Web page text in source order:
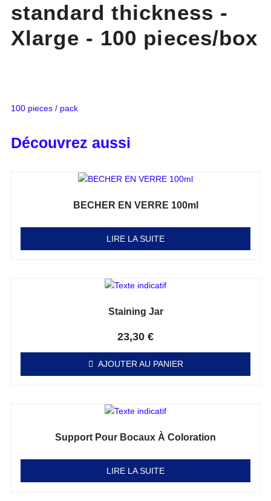
standard thickness -
Xlarge - 100 pieces/box
100 pieces / pack
Découvrez aussi
BECHER EN VERRE 100ml
LIRE LA SUITE
Staining Jar
23,30 €
AJOUTER AU PANIER
Support Pour Bocaux À Coloration
LIRE LA SUITE